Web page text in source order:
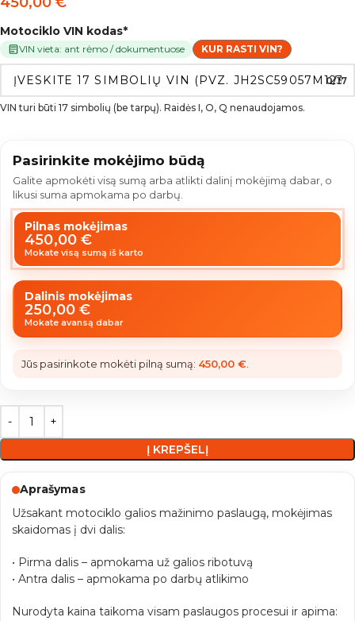
Motociklo VIN kodas*
VIN vieta: ant rėmo / dokumentuose KUR RASTI VIN?
0/17
VIN turi būti 17 simbolių (be tarpų). Raidės I, O, Q nenaudojamos.
Pasirinkite mokėjimo būdą
Galite apmokėti visą sumą arba atlikti dalinį mokėjimą dabar, o
likusi suma apmokama po darbų.
Pilnas mokėjimas
450,00€
Mokate visą sumą iš karto
Dalinis mokėjimas
250,00€
Mokate avansą dabar
Jūs pasirinkote mokėti pilną sumą: 450,00 €
Į KREPŠELĮ
Aprašymas
Užsakant motociklo galios mažinimo paslaugą, mokėjimas
skaidomas į dvi dalis:
• Pirma dalis – apmokama už galios ribotuvą
• Antra dalis – apmokama po darbų atlikimo
Nurodyta kaina taikoma visam paslaugos procesui ir apima: